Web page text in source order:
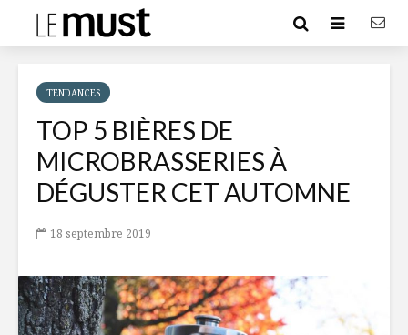
TENDANCES
TOP 5 BIÈRES DE
MICROBRASSERIES À
DÉGUSTER CET AUTOMNE
18 septembre 2019